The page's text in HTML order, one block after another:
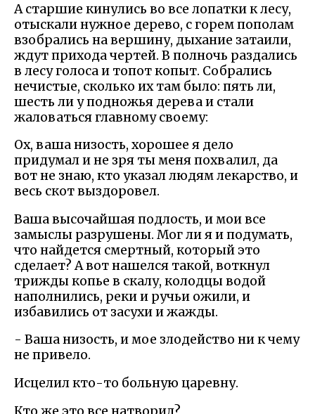
А старшие кинулись во все лопатки к лесу,
отыскали нужное дерево, с горем пополам
взобрались на вершину, дыхание затаили,
ждут прихода чертей. В полночь раздались
в лесу голоса и топот копыт. Собрались
нечистые, сколько их там было: пять ли,
шесть ли у подножья дерева и стали
жаловаться главному своему:
Ох, ваша низость, хорошее я дело
придумал и не зря ты меня похвалил, да
вот не знаю, кто указал людям лекарство, и
весь скот выздоровел.
Ваша высочайшая подлость, и мои все
замыслы разрушены. Мог ли я и подумать,
что найдется смертный, который это
сделает? А вот нашелся такой, воткнул
трижды копье в скалу, колодцы водой
наполнились, реки и ручьи ожили, и
избавились от засухи и жажды.
- Ваша низость, и мое злодейство ни к чему
не привело.
Исцелил кто-то больную царевну.